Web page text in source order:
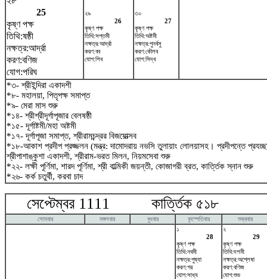
25
কৃষ্ণ পক্ষ
তিথি:ষষ্ঠী
নক্ষত্র:আর্দ্রা
করণ:বণিজ
যোগ:পরিঘ
২৯
26
কৃষ্ণ পক্ষ
তিথি:সপ্তমী
নক্ষত্র:আর্দ্রা
করণ:বব
যোগ:শিব
৩০
27
কৃষ্ণ পক্ষ
তিথি:অষ্টমী
নক্ষত্র:পুনর্বসু
করণ:কৌলব
যোগ:সিদ্ধ
*৩- শ্রীইন্দিরা একাদশী
*৮- মহালয়া, পিতৃপক্ষ সমাপ্ত
*৯- মেরা মাস শুরু
*১৪- শ্রীশ্রীদূর্গাপূজার বেলষষ্ঠী
*১৫- দূর্গাষ্টমী/মহা অষ্টমী
*১৭- দূর্গাপূজা সমাপ্ত, শ্রীরামচন্দ্রর বিজয়োত্সব
*১৮-আকাশ প্রদীপ প্রজ্জলন (মন্ত্র: দামোদরায় নভসি তুলায়াং লোলয়াসহ। প্রদীপন্তে
শ্রীপাশাঙ্কুশা একাদশী, শ্রীরাম-ভরত মিলন, নিয়মসেবা শুরু
*২২- লক্ষী পূর্ণিমা, শারদ পূর্ণিমা, শ্রী বাল্মিকী জয়ন্তী, কোজাগরী ব্রত, কার্ত্তিক স্নান শুরু
*২৬- কর্ক চতুর্থী, করবা চাদ
সেপ্টেম্বর 1111 কার্ত্তিক ৫১৮
সোমবার মঙ্গলবার বুধবার বৃহস্পতিবার
শুক্রবার
১
28
কৃষ্ণ পক্ষ
তিথি:নবমী
নক্ষত্র:পুষ্যা
করণ:গর
যোগ:সাধ্য
২
29
কৃষ্ণ পক্ষ
তিথি:দশমী
নক্ষত্র:অশ্লেষা
করণ:বণিজ
যোগ:শুভ